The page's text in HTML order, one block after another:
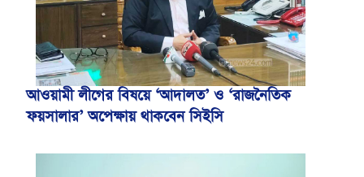
আওয়ামী লীগের বিষয়ে ‘আদালত’ ও ‘রাজনৈতিক
ফয়সালার’ অপেক্ষায় থাকবেন সিইসি